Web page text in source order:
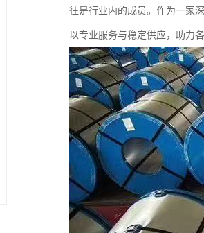
往是行业内的成员。作为一家
以专业服务与稳定供应，助力